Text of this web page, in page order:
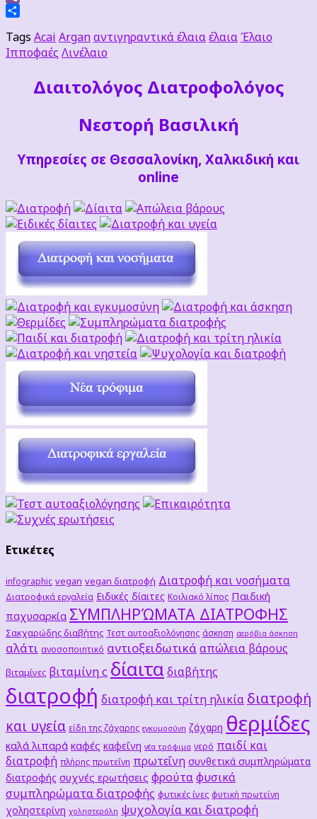
Viber
Tags Acai Arganαντιγηραντικά έλαιαέλαιαΈλαιο
Ιπποφαές Λινέλαιο
Διαιτoλόγος Διατροφολόγος
Νεστορή Βασιλική
Υπηρεσίες σε Θεσσαλονίκη, Χαλκιδική και
online
Ετικέτες
infographic vegan vegan διατροφή Διατροφή και νοσήματα
Διατροφικά εργαλεία Ειδικές δίαιτες Κοιλιακό λίπος Παιδική
παχυσαρκία ΣΥΜΠΛΗΡΏΜΑΤΑ ΔΙΑΤΡΟΦΗΣ
Σακχαρώδης διαβήτης Τεστ αυτοαξιολόγησης άσκηση αερόβια άσκηση
αλάτι ανοσοποιητικό αντιοξειδωτικά απώλεια βάρους
βιταμίνες βιταμίνη c δίαιτα διαβήτης
διατροφή διατροφή και τρίτη ηλικία διατροφή
και υγεία είδη της ζάχαρης εγκυμοσύνη ζάχαρη θερμίδες
καλά λιπαρά καφές καφεΐνη νέα τρόφιμα νερό παιδί και
διατροφή πλήρης πρωτεΐνη πρωτεΐνη συνθετικά συμπληρώματα
διατροφής συχνές ερωτήσεις φρούταφυσικά
συμπληρώματα διατροφής φυτικές ίνες φυτική πρωτείνη
χοληστερίνη χοληστερόλη ψυχολογία και διατροφή